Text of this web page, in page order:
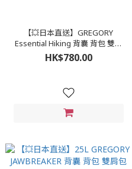
【💥日本直送】GREGORY
Essential Hiking 背囊 背包 雙肩
包 袋 行山 徒步
HK$780.00